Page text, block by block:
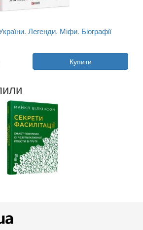
Легенди. Міфи. Біографії
Олександр Реєнт
Видавництво:Фоліо
Мова:
Купити